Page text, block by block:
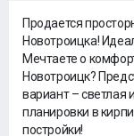
Продается
Новотроицка!
Мечтаете о
Новотроицк?
вариант – светлая
планировки в
постройки!